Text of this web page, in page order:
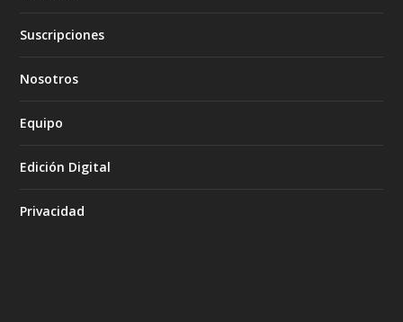
Suscripciones
Nosotros
Equipo
Edición Digital
Privacidad